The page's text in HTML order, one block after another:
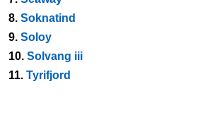
8. Soknatind
9. Soloy
10. Solvang iii
11. Tyrifjord